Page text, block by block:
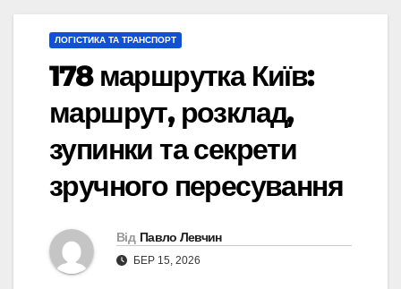
ЛОГІСТИКА ТА ТРАНСПОРТ
178 маршрутка Київ:
маршрут, розклад,
зупинки та секрети
зручного пересування
Від Павло Левчин
БЕР 15, 2026